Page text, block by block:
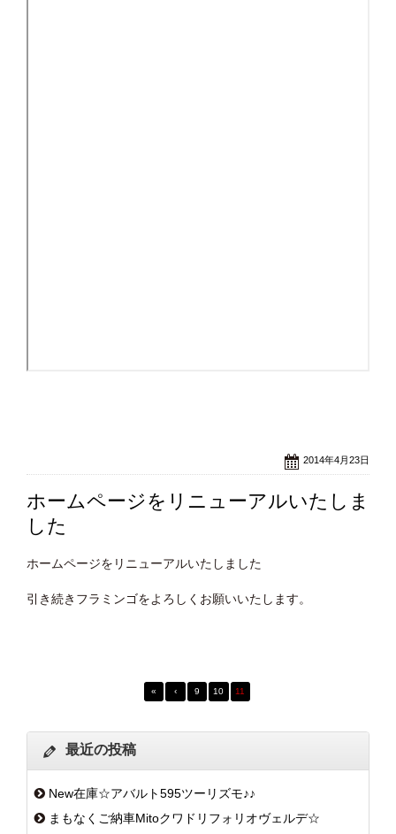
2014年4月23日
ホームページをリニューアルいたしま
した
ホームページをリニューアルいたしました
引き続きフラミンゴをよろしくお願いいたします。
« ‹ 9 10 11
最近の投稿
New在庫☆アバルト595ツーリズモ♪♪
まもなくご納車Mitoクワドリフォリオヴェルデ☆